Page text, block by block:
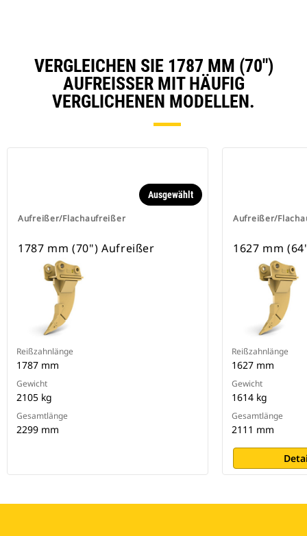
VERGLEICHEN SIE 1787 MM (70")
AUFREISSER MIT HÄUFIG V
ERGLICHENEN MODELLEN.
Aufreißer/Flachaufreißer
Ausgewählt
1787 mm (70") Aufreißer
Reißzahnlänge
1787 mm
Gewicht
2105 kg
Gesamtlänge
2299 mm
Aufreißer/
1627 mm
Reißzahnlänge
1627 mm
Gewicht
1614 kg
Gesamtlänge
2111 mm